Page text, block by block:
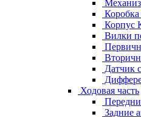
Коробка
Корпус
Вилки
Датчик
Ходовая часть
Задние